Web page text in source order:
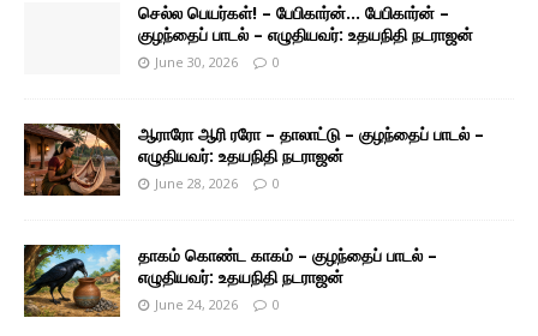
செல்ல பெயர்கள்! – பேபிகார்ன்… பேபிகார்ன் –
குழந்தைப் பாடல் – எழுதியவர்: உதயநிதி நடராஜன்
June 30, 2026 0
ஆராரோ ஆரி ரரோ – தாலாட்டு – குழந்தைப் பாடல் –
எழுதியவர்: உதயநிதி நடராஜன்
June 28, 2026 0
தாகம் கொண்ட காகம் – குழந்தைப் பாடல் –
எழுதியவர்: உதயநிதி நடராஜன்
June 24, 2026 0